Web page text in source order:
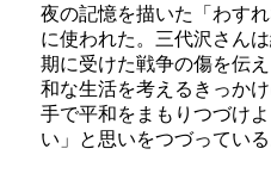
夜の記憶を描いた「わす
に使われた。三代沢さん
期に受けた戦争の傷を伝
和な生活を考えるきっか
手で平和をまもりつづけ
い」と思いをつづっている